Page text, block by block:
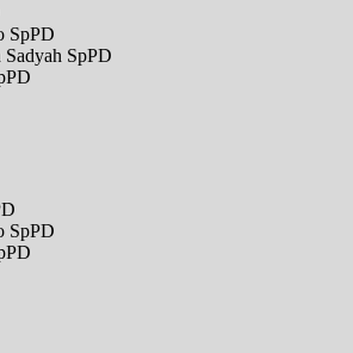
SpPD
SpPD
SpPD